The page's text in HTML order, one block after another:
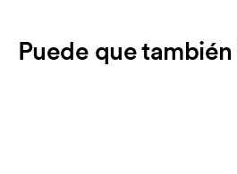
Puede que